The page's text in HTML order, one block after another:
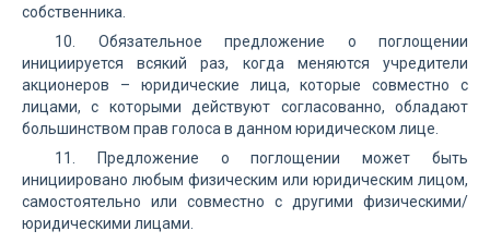
собственника.
10. Обязательное предложение о поглощении
инициируется всякий раз, когда меняются учредители
акционеров – юридические лица, которые совместно с
лицами, с которыми действуют согласованно, обладают
большинством прав голоса в данном юридическом лице.
11. Предложение о поглощении может быть
инициировано любым физическим или юридическим лицом,
самостоятельно или совместно с другими физическими/
юридическими лицами.